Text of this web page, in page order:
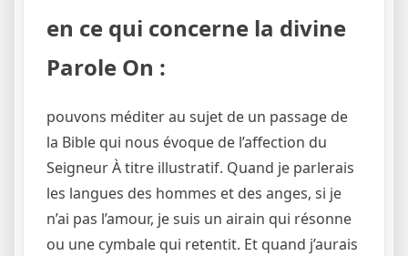
en ce qui concerne la divine
Parole On :
pouvons méditer au sujet de un passage de
la Bible qui nous évoque de l’affection du
Seigneur À titre illustratif. Quand je parlerais
les langues des hommes et des anges, si je
n’ai pas l’amour, je suis un airain qui résonne
ou une cymbale qui retentit. Et quand j’aurais